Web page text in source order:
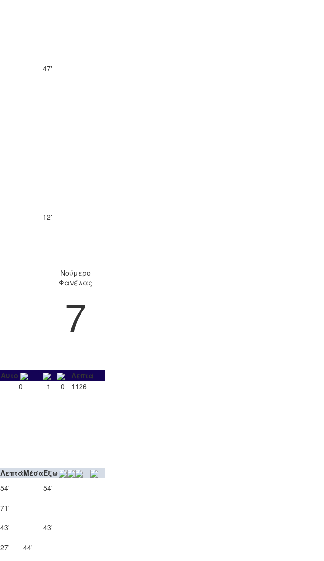
47'
12'
Νούμερο
Φανέλας
7
Αυτο
Λεπτά
0 1 0 1126
ΛεπτάΜέσαΈξω
54'
54'
71'
43'
43'
27'
44'